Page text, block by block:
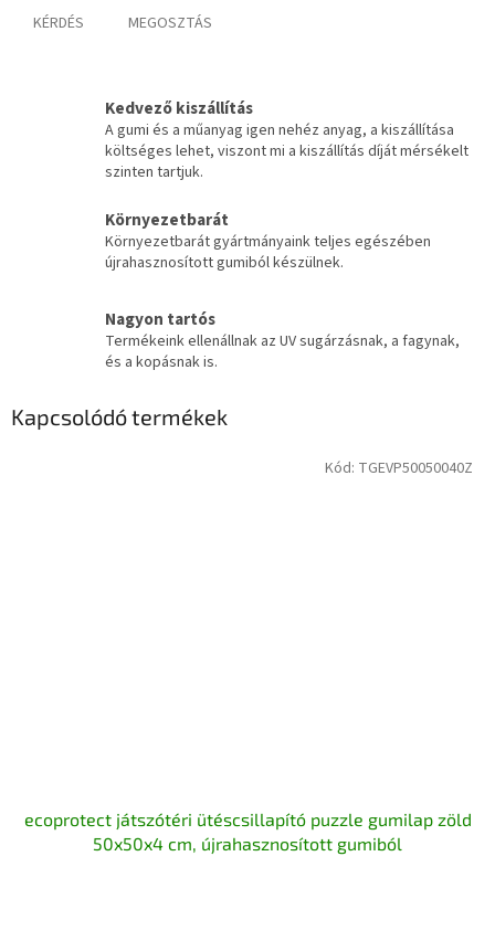
KÉRDÉS MEGOSZTÁS
Kedvező kiszállítás
A gumi és a műanyag igen nehéz anyag, a kiszállítása
költséges lehet, viszont mi a kiszállítás díját mérsékelt
szinten tartjuk.
Környezetbarát
Környezetbarát gyártmányaink teljes egészében
újrahasznosított gumiból készülnek.
Nagyon tartós
Termékeink ellenállnak az UV sugárzásnak, a fagynak,
és a kopásnak is.
Kapcsolódó termékek
ecoprotect játszótéri ütéscsillapító puzzle gumilap zöld
50x50x4 cm, újrahasznosított gumiból
Kód: TGEVP50050040Z